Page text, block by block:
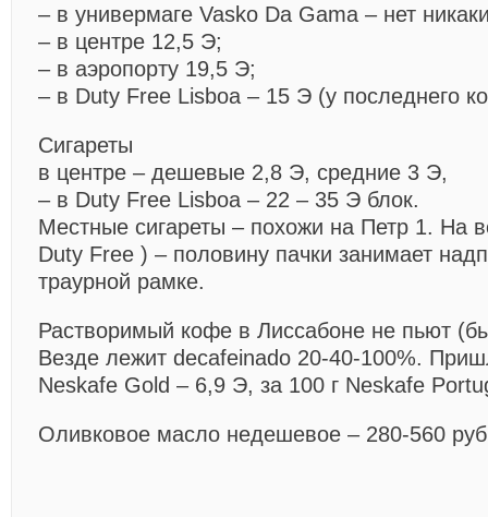
– в универмаге Vasko Da Gama – нет
– в центре 12,5 Э;
– в аэропорту 19,5 Э;
– в Duty Free Lisboa – 15 Э (у последнего
Сигареты
в центре – дешевые 2,8 Э, средние 3 Э,
– в Duty Free Lisboa – 22 – 35 Э блок.
Местные сигареты – похожи на Петр 1. На
Duty Free ) – половину пачки занимает
траурной рамке.
Растворимый кофе в Лиссабоне не пьют
Везде лежит decafeinado 20-40-100%.
Neskafe Gold – 6,9 Э, за 100 г Neskafe
Оливковое масло недешевое – 280-560